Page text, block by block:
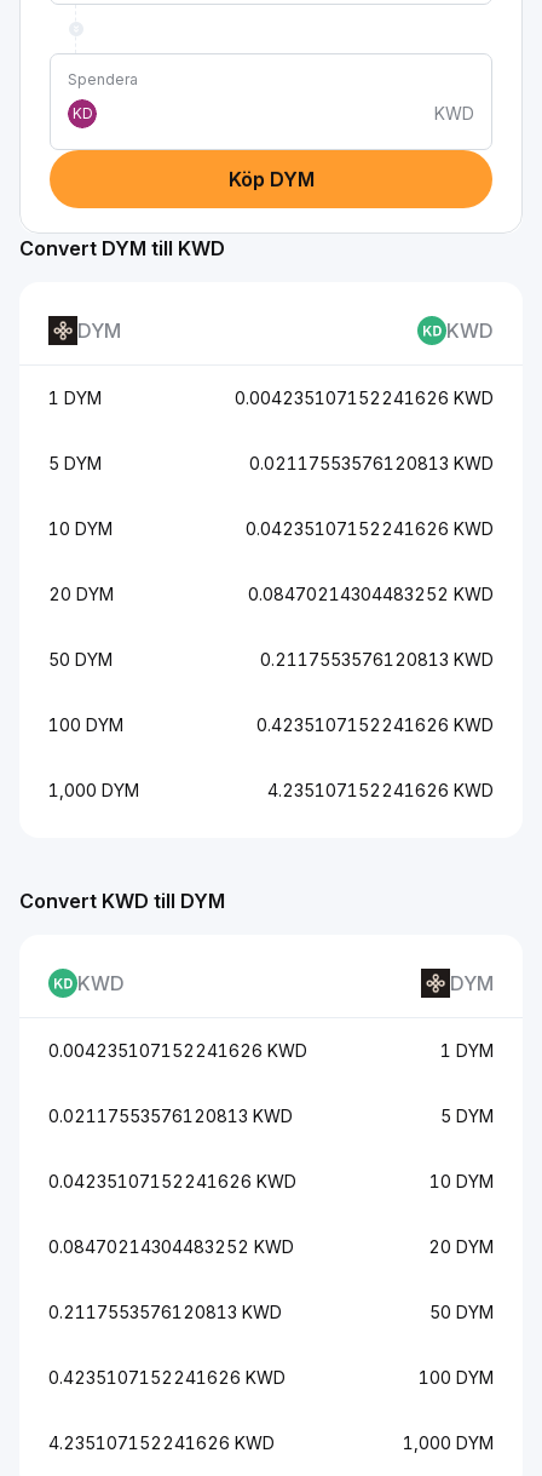
Spendera
KD
KWD
Köp DYM
Convert DYM till KWD
DYM KWD
1 DYM 0.004235107152241626 KWD
5 DYM 0.02117553576120813 KWD
10 DYM 0.04235107152241626 KWD
20 DYM 0.08470214304483252 KWD
50 DYM 0.2117553576120813 KWD
100 DYM 0.4235107152241626 KWD
1,000 DYM 4.235107152241626 KWD
Convert KWD till DYM
KWD DYM
0.004235107152241626 KWD 1 DYM
0.02117553576120813 KWD 5 DYM
0.04235107152241626 KWD 10 DYM
0.08470214304483252 KWD 20 DYM
0.2117553576120813 KWD 50 DYM
0.4235107152241626 KWD 100 DYM
4.235107152241626 KWD 1,000 DYM